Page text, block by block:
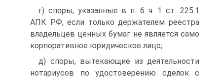
г) споры, указанные в п. 6 ч. 1 ст. 225.1
АПК РФ, если только держателем реестра
владельцев ценных бумаг не является само
корпоративное юридическое лицо;
д) споры, вытекающие из деятельности
нотариусов по удостоверению сделок с